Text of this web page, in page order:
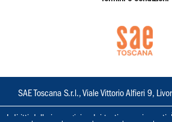
SAE Toscana S.r.l., Viale Vittorio Alfieri 9,
I diritti delle immagini e dei testi sono riservati.